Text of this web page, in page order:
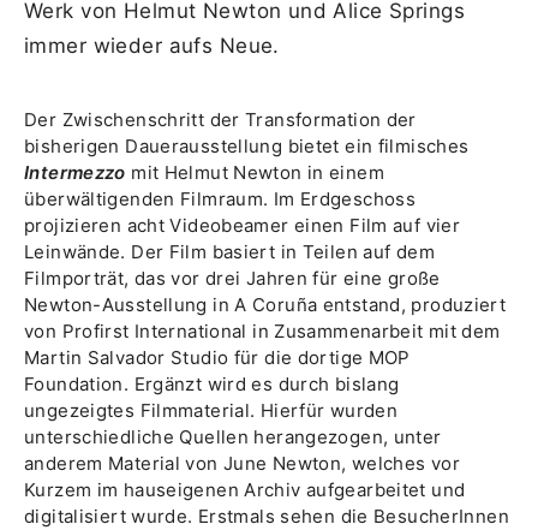
Werk von Helmut Newton und Alice Springs
immer wieder aufs Neue.
Der Zwischenschritt der Transformation der
bisherigen Dauerausstellung bietet ein filmisches
Intermezzo mit Helmut Newton in einem
überwältigenden Filmraum. Im Erdgeschoss
projizieren acht Videobeamer einen Film auf vier
Leinwände. Der Film basiert in Teilen auf dem
Filmporträt, das vor drei Jahren für eine große
Newton-Ausstellung in A Coruña entstand, produziert
von Profirst International in Zusammenarbeit mit dem
Martin Salvador Studio für die dortige MOP
Foundation. Ergänzt wird es durch bislang
ungezeigtes Filmmaterial. Hierfür wurden
unterschiedliche Quellen herangezogen, unter
anderem Material von June Newton, welches vor
Kurzem im hauseigenen Archiv aufgearbeitet und
digitalisiert wurde. Erstmals sehen die BesucherInnen